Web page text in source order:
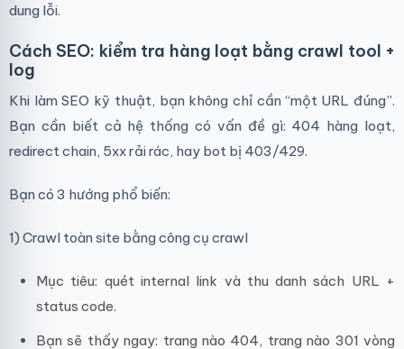
dung lỗi.
Cách SEO: kiểm tra hàng loạt bằng crawl tool +
log
Khi làm SEO kỹ thuật, bạn không chỉ cần “một URL đúng”.
Bạn cần biết cả hệ thống có vấn đề gì: 404 hàng loạt,
redirect chain, 5xx rải rác, hay bot bị 403/429.
Bạn có 3 hướng phổ biến:
1) Crawl toàn site bằng công cụ crawl
Mục tiêu: quét internal link và thu danh sách URL +
status code.
Bạn sẽ thấy ngay: trang nào 404, trang nào 301 vòng